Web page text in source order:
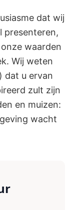
dat wij
presenteren,
waarden
Wij weten
dat u ervan
zult zijn
en muizen:
wacht